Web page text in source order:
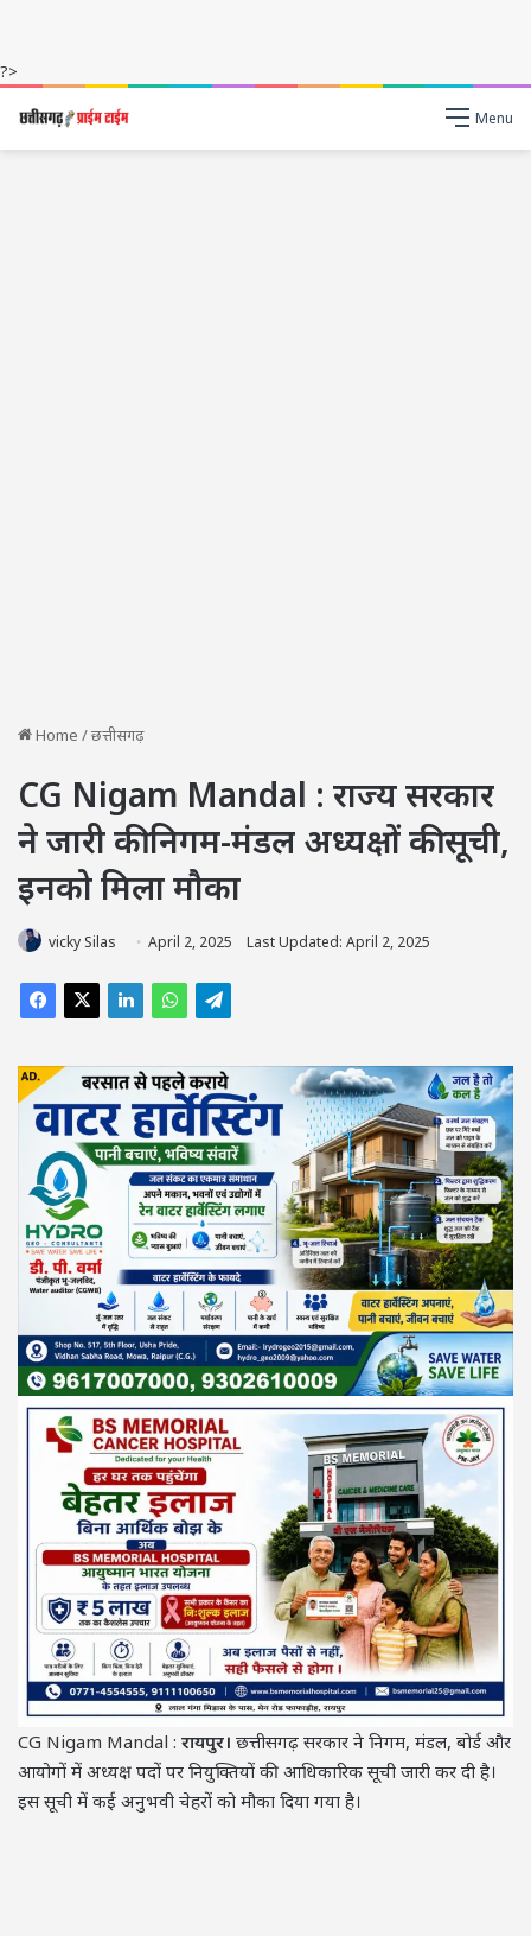
?>
Menu
Home /छत्तीसगढ़
CG Nigam Mandal : राज्य सरकार
ने जारी की निगम-मंडल अध्यक्षों की सूची,
इनको मिला मौका
vicky Silas April 2, 2025 Last Updated: April 2, 2025
CG Nigam Mandal : रायपुर। छत्तीसगढ़ सरकार ने निगम, मंडल, बोर्ड और
आयोगों में अध्यक्ष पदों पर नियुक्तियों की आधिकारिक सूची जारी कर दी है।
इस सूची में कई अनुभवी चेहरों को मौका दिया गया है।